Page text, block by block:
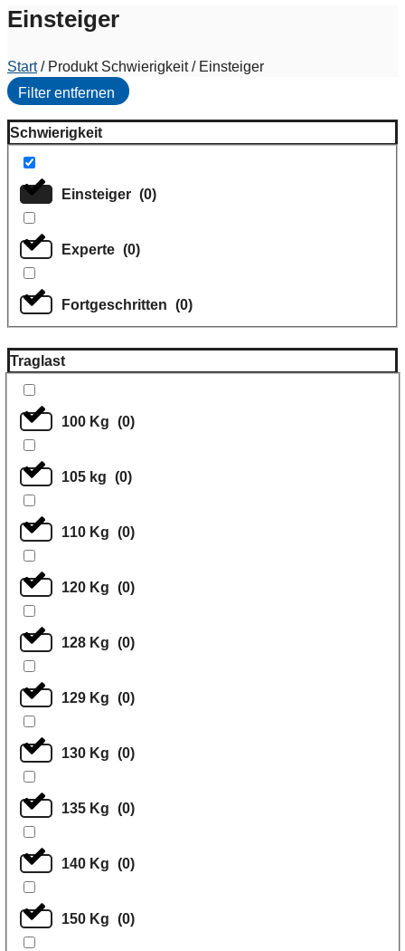
Einsteiger
Start/ Produkt Schwierigkeit / Einsteiger
Filter entfernen
Schwierigkeit
Einsteiger (0)
Experte (0)
Fortgeschritten (0)
Traglast
100 Kg (0)
105 kg (0)
110 Kg (0)
120 Kg (0)
128 Kg (0)
129 Kg (0)
130 Kg (0)
135 Kg (0)
140 Kg (0)
150 Kg (0)